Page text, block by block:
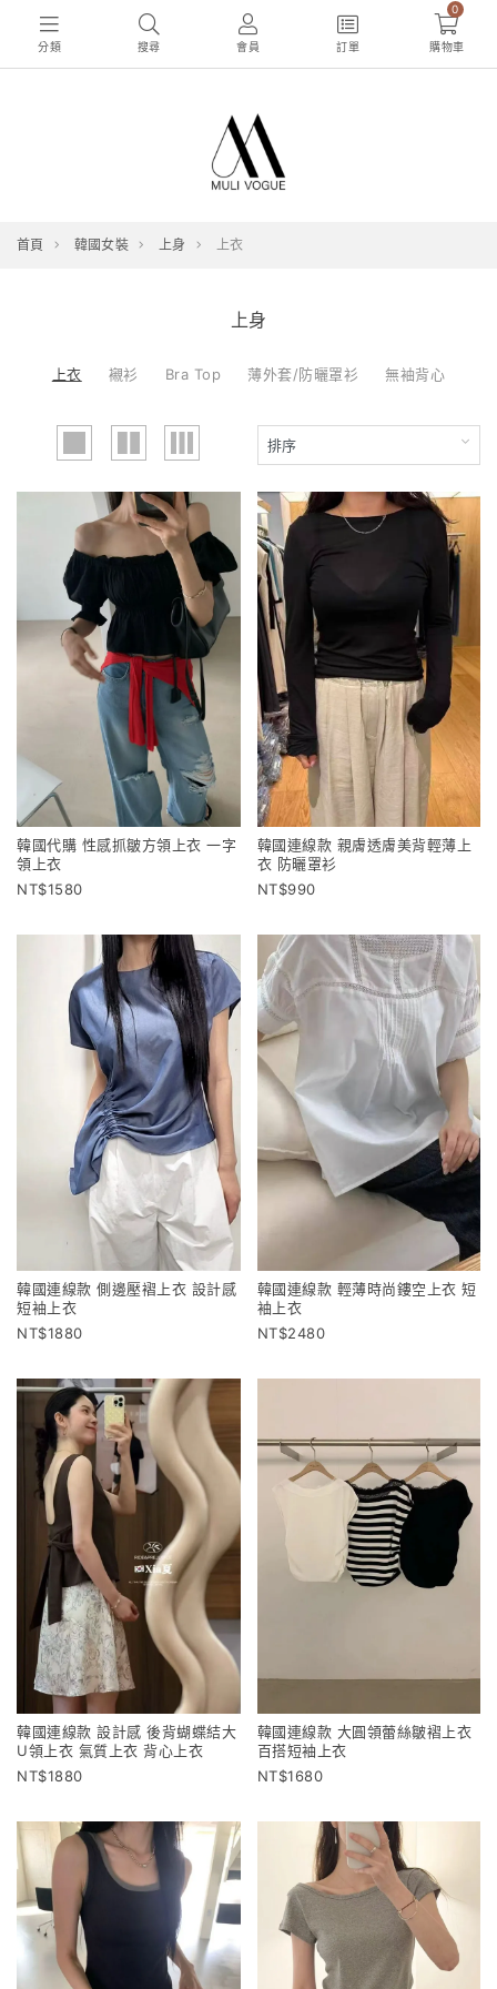
分類 搜尋 會員 訂單
0
購物車
首頁 韓國女裝 上身 上衣
上身
上衣 襯衫 Bra Top 薄外套/防曬罩衫 無袖背心
韓國代購 性感抓皺方領上衣 一字
領上衣
1580
韓國連線款 親膚透膚美背輕薄上
衣 防曬罩衫
990
韓國連線款 側邊壓褶上衣 設計感
短袖上衣
1880
韓國連線款 輕薄時尚鏤空上衣 短
袖上衣
2480
韓國連線款 設計感 後背蝴蝶結大
U領上衣 氣質上衣 背心上衣
1880
韓國連線款 大圓領蕾絲皺褶上衣
百搭短袖上衣
1680